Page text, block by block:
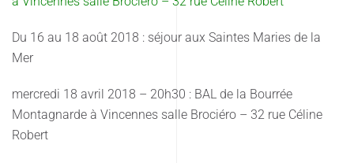
Du 16 au 18 août 2018 : séjour aux Saintes Maries de la
Mer
mercredi 18 avril 2018 – 20h30 : BAL de la Bourrée
Montagnarde à Vincennes salle Brociéro – 32 rue Céline
Robert